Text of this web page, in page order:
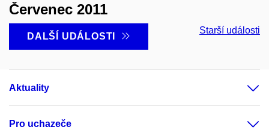
Červenec 2011
DALŠÍ UDÁLOSTI
Starší události
Aktuality
Pro uchazeče